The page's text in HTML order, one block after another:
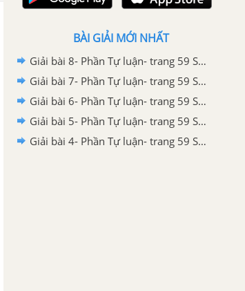
BÀI GIẢI MỚI NHẤT
Giải bài 8- Phần Tự luận- trang 59 Sách bài tập Lịch sử và Địa Lí 6 - Kết nối tri thức với cuộc sống
Giải bài 7- Phần Tự luận- trang 59 Sách bài tập Lịch sử và Địa Lí 6 - Kết nối tri thức với cuộc sống
Giải bài 6- Phần Tự luận- trang 59 Sách bài tập Lịch sử và Địa Lí 6 - Kết nối tri thức với cuộc sống
Giải bài 5- Phần Tự luận- trang 59 Sách bài tập Lịch sử và Địa Lí 6 - Kết nối tri thức với cuộc sống
Giải bài 4- Phần Tự luận- trang 59 Sách bài tập Lịch sử và Địa Lí 6 - Kết nối tri thức với cuộc sống